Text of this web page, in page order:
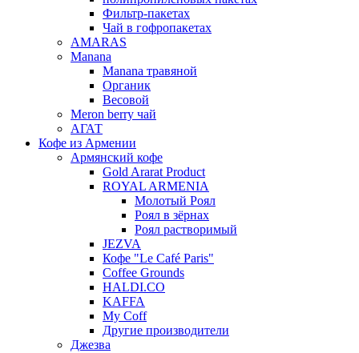
Фильтр-пакетах
Чай в гофропакетах
AMARAS
Manana
Manana травяной
Органик
Весовой
Meron berry чай
АГАТ
Кофе из Армении
Армянский кофе
Gold Ararat Product
ROYAL ARMENIA
Молотый Роял
Роял в зёрнах
Роял растворимый
JEZVA
Кофе "Le Café Paris"
Coffee Grounds
HALDI.CO
KAFFA
My Coff
Другие производители
Джезва